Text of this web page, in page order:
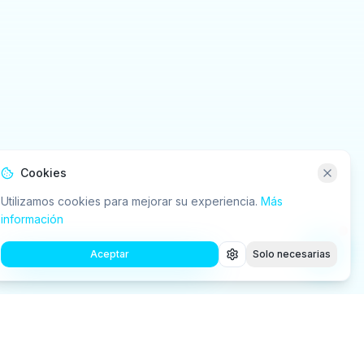
Cookies
Utilizamos cookies para mejorar su experiencia. Más
información
Aceptar Solo necesarias